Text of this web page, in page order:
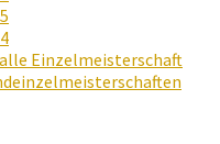
Einzelmeisterschaft